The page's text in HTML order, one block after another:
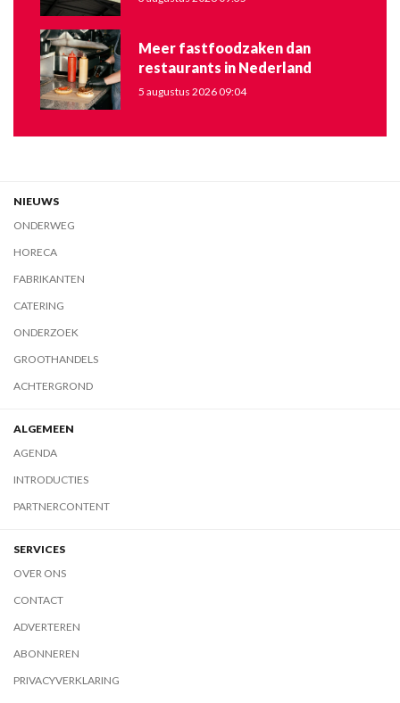
Meer fastfoodzaken dan
restaurants in Nederland
5 augustus 2026 09:04
NIEUWS
ONDERWEG
HORECA
FABRIKANTEN
CATERING
ONDERZOEK
GROOTHANDELS
ACHTERGROND
ALGEMEEN
AGENDA
INTRODUCTIES
PARTNERCONTENT
SERVICES
OVER ONS
CONTACT
ADVERTEREN
ABONNEREN
PRIVACYVERKLARING